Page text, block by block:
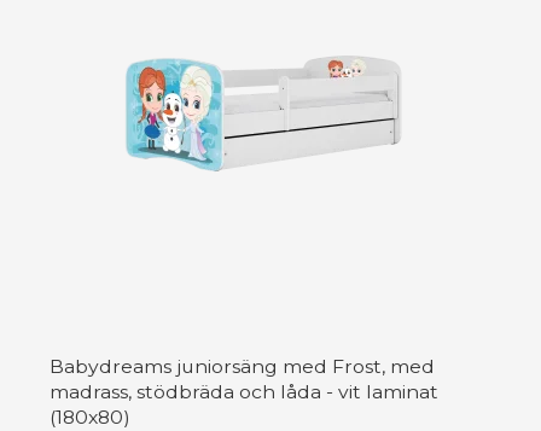
Babydreams juniorsäng med Frost, med
madrass, stödbräda och låda - vit laminat
(180x80)